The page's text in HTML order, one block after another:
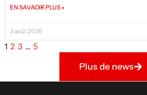
EN SAVAOIR PLUS »
3 août 2026
1 2 3 … 5
Plus de news